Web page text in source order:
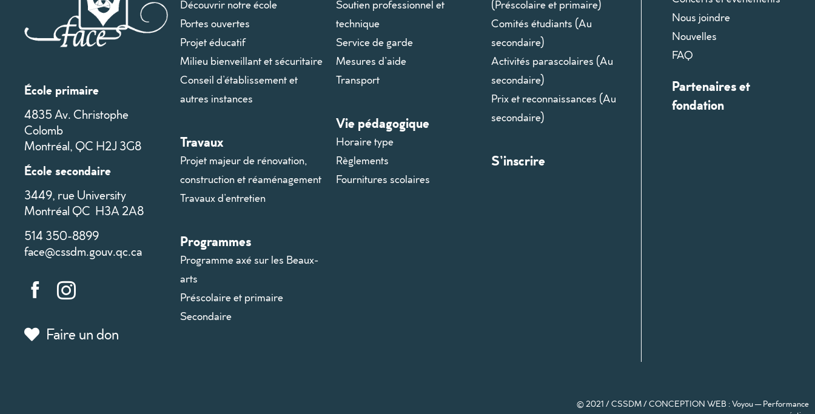
École primaire
4835 Av. Christophe
Colomb
Montréal, QC H2J 3G8
École secondaire
3449, rue University
Montréal QC H3A 2A8
514 350-8899
face@cssdm.gouv.qc.ca
Faire un don
Découvrir notre école
Portes ouvertes
Projet éducatif
Milieu bienveillant et sécuritaire
Conseil d’établissement et
autres instances
Travaux
Projet majeur de rénovation,
construction et réaménagement
Travaux d’entretien
Programmes
Programme axé sur les Beaux-
arts
Préscolaire et primaire
Secondaire
Soutien professionnel et
technique
Service de garde
Mesures d’aide
Transport
Vie pédagogique
Horaire type
Règlements
Fournitures scolaires
(Préscolaire et primaire)
Comités étudiants (Au
secondaire)
Activités parascolaires (Au
secondaire)
Prix et reconnaissances (Au
secondaire)
S’inscrire
Nous joindre
Nouvelles
FAQ
Partenaires et
fondation
© 2021 / CSSDM /CONCEPTION WEB : Voyou — Performance